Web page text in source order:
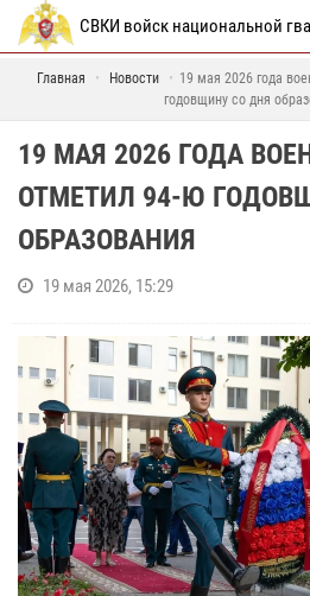
СВКИ войск национальной
Главная Новости
19 мая 2026 года
годовщину со дня
19 МАЯ 2026 ГОДА
ОТМЕТИЛ 94-Ю
ОБРАЗОВАНИЯ
19 мая 2026, 15:29